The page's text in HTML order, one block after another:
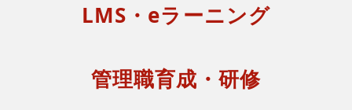
LMS・eラーニング
管理職育成・研修